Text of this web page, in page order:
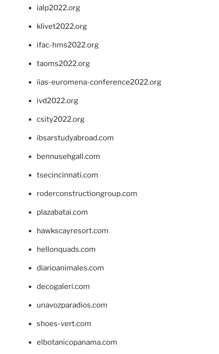
ialp2022.org
klivet2022.org
ifac-hms2022.org
taoms2022.org
iias-euromena-conference2022.org
ivd2022.org
csity2022.org
ibsarstudyabroad.com
bennusehgall.com
tsecincinnati.com
roderconstructiongroup.com
plazabatai.com
hawkscayresort.com
hellonquads.com
diarioanimales.com
decogaleri.com
unavozparadios.com
shoes-vert.com
elbotanicopanama.com